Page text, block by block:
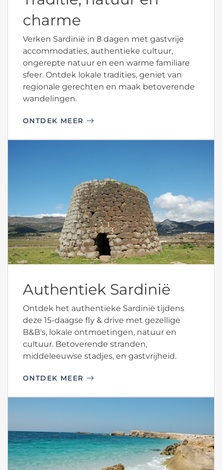
charme
Verken Sardinië in 8 dagen met gastvrije
accommodaties, authentieke cultuur,
ongerepte natuur en een warme familiare
sfeer. Ontdek lokale tradities, geniet van
regionale gerechten en maak betoverende
wandelingen.
ONTDEK MEER
Authentiek Sardinië
Ontdek het authentieke Sardinië tijdens
deze 15-daagse fly & drive met gezellige
B&B's, lokale ontmoetingen, natuur en
cultuur. Betoverende stranden,
middeleeuwse stadjes, en gastvrijheid.
ONTDEK MEER